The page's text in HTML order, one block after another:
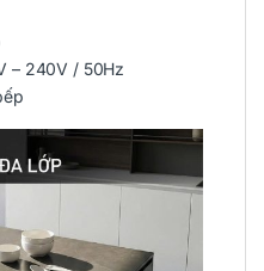
– 240V / 50Hz